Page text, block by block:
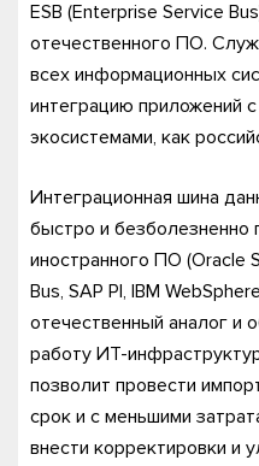
ESB (Enterprise Service
отечественного ПО.
всех информационных
интеграцию приложений
экосистемами, как
Интеграционная шина
быстро и безболезненно
иностранного ПО (Oracle
Bus, SAP PI, IBM
отечественный аналог и
работу ИТ-
позволит провести
срок и с меньшими
внести корректировки и